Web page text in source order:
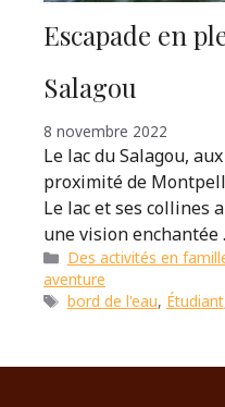
Escapade en
Salagou
8 novembre 2022
Le lac du Salagou,
proximité de
Le lac et ses collines
une vision enchantée
Catégories
Des activités en
aventure
Étiquettes
bord de l'eau, Étudiant